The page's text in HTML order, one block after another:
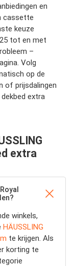
en
cassette
keuze
tot en met
–
Volg
op de
of prijsdalingen
extra
extra
winkels,
HÄUSSLING
te krijgen. Als
korting te